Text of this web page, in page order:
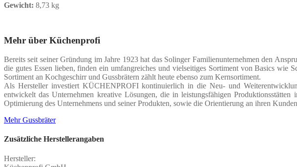
Gewicht: 8,73 kg
Mehr über Küchenprofi
Bereits seit seiner Gründung im Jahre 1923 hat das Solinger Familienunternehmen den
die gutes Essen lieben, finden ein umfangreiches und vielseitiges Sortiment von Basics wie
Sortiment an Kochgeschirr und Gussbrätern zählt heute ebenso zum Kernsortiment.
Als Hersteller investiert KÜCHENPROFI kontinuierlich in die Neu- und
entwickelt das Unternehmen kreative Lösungen, die in leistungsfähigen
Optimierung des Unternehmens und seiner Produkten, sowie die Orientierung an ihren
Mehr Gussbräter
Zusätzliche Herstellerangaben
Hersteller: